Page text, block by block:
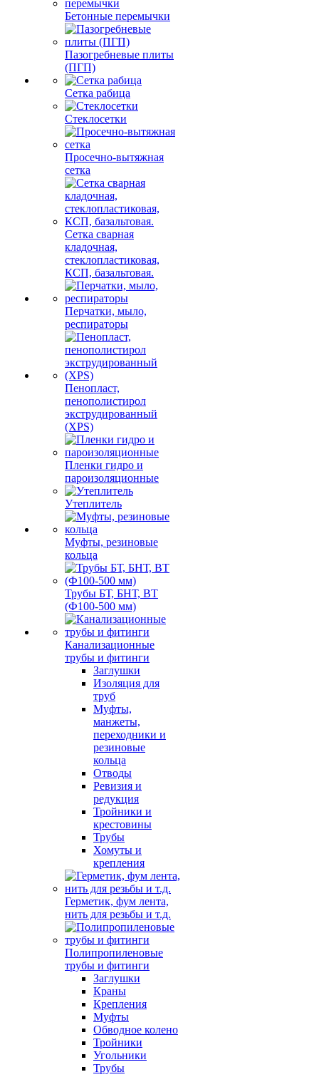
Бетонные перемычки
Пазогребневые плиты
(ПГП)
Сетка рабица
Стеклосетки
Просечно-вытяжная
сетка
Сетка сварная
кладочная,
стеклопластиковая,
КСП, базальтовая.
Перчатки, мыло,
респираторы
Пенопласт,
пенополистирол
экструдированный
(XPS)
Пленки гидро и
пароизоляционные
Утеплитель
Муфты, резиновые
кольца
Трубы БТ, БНТ, ВТ
(Ф100-500 мм)
Канализационные
трубы и фитинги
Заглушки
Изоляция для
труб
Муфты,
манжеты,
переходники и
резиновые
кольца
Отводы
Ревизия и
редукция
Тройники и
крестовины
Трубы
Хомуты и
крепления
Герметик, фум лента,
нить для резьбы и т.д.
Полипропиленовые
трубы и фитинги
Заглушки
Краны
Крепления
Муфты
Обводное колено
Тройники
Угольники
Трубы